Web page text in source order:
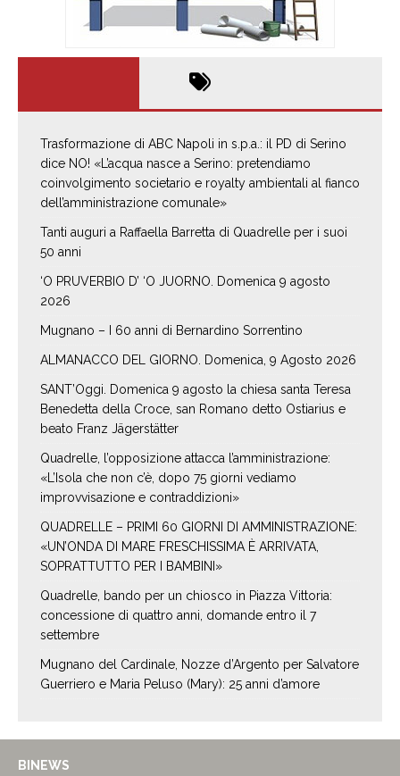
Trasformazione di ABC Napoli in s.p.a.: il PD di Serino
dice NO! «L’acqua nasce a Serino: pretendiamo
coinvolgimento societario e royalty ambientali al fianco
dell’amministrazione comunale»
Tanti auguri a Raffaella Barretta di Quadrelle per i suoi
50 anni
‘O PRUVERBIO D’ ‘O JUORNO. Domenica 9 agosto
2026
Mugnano – I 60 anni di Bernardino Sorrentino
ALMANACCO DEL GIORNO. Domenica, 9 Agosto 2026
SANT’Oggi. Domenica 9 agosto la chiesa santa Teresa
Benedetta della Croce, san Romano detto Ostiarius e
beato Franz Jägerstätter
Quadrelle, l’opposizione attacca l’amministrazione:
«L’Isola che non c’è, dopo 75 giorni vediamo
improvvisazione e contraddizioni»
QUADRELLE – PRIMI 60 GIORNI DI AMMINISTRAZIONE:
«UN’ONDA DI MARE FRESCHISSIMA È ARRIVATA,
SOPRATTUTTO PER I BAMBINI»
Quadrelle, bando per un chiosco in Piazza Vittoria:
concessione di quattro anni, domande entro il 7
settembre
Mugnano del Cardinale, Nozze d’Argento per Salvatore
Guerriero e Maria Peluso (Mary): 25 anni d’amore
BINEWS